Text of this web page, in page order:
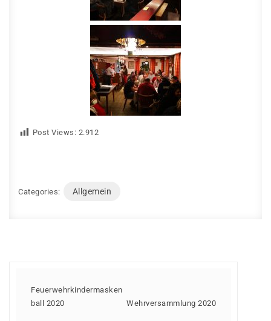
Post Views: 2.912
Categories: Allgemein
Feuerwehrkindermasken
ball 2020
Wehrversammlung 2020